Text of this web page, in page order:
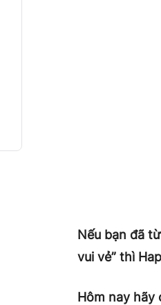
Nếu bạn đã
vui vẻ” thì
Hôm nay hãy